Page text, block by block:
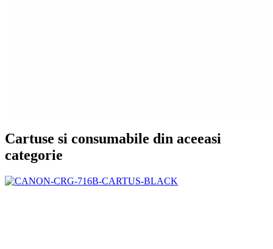
Cartuse si consumabile din aceeasi
categorie